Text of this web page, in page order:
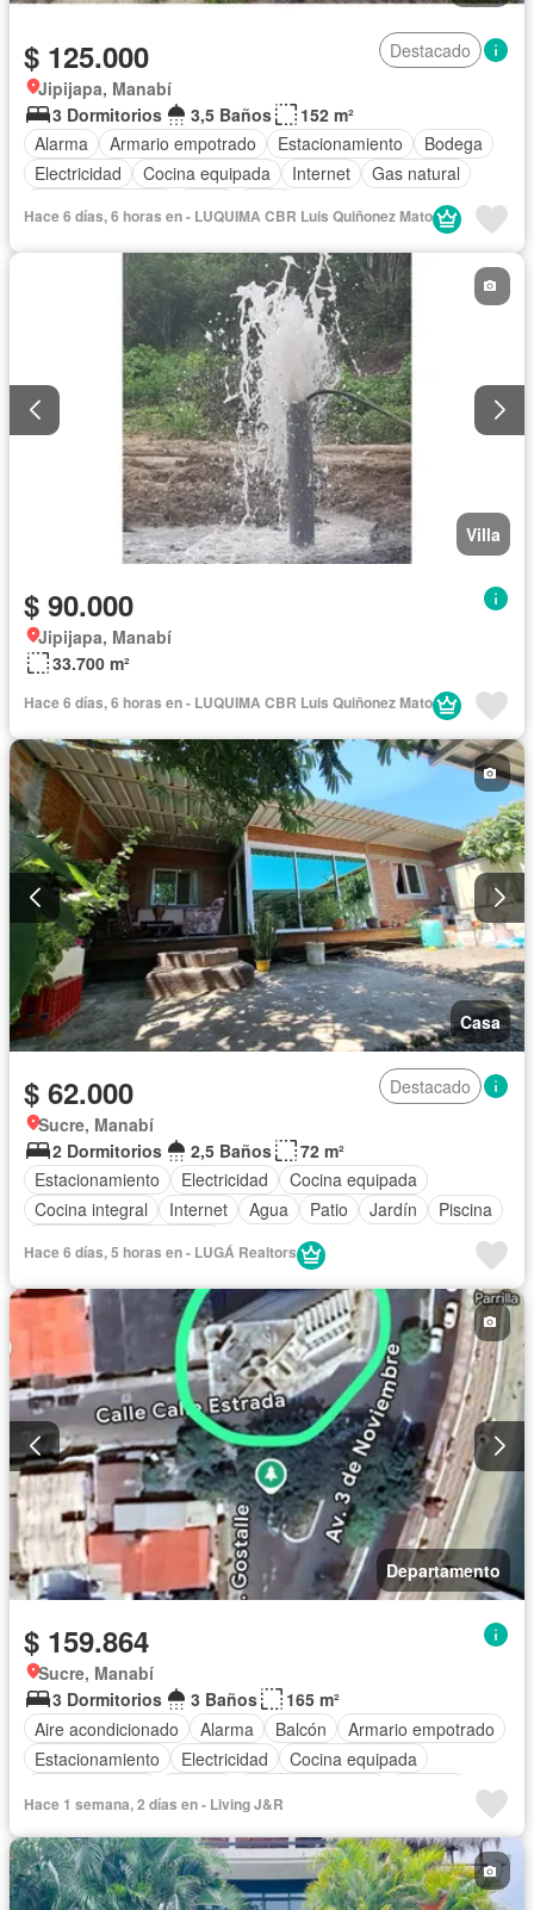
$ 125.000
Destacado
Jipijapa, Manabí
3 Dormitorios
3,5 Baños
152 m²
Alarma
Armario empotrado Estacionamiento
Bodega
Electricidad
Cocina equipada Internet
Gas natural
Hace 6 días, 6 horas en - LUQUIMA CBR Luis Quiñonez Mato
Villa
$ 90.000
Jipijapa, Manabí
33.700 m²
Hace 6 días, 6 horas en - LUQUIMA CBR Luis Quiñonez Mato
Casa
$ 62.000
Destacado
Sucre, Manabí
2 Dormitorios
2,5 Baños
72 m²
Estacionamiento
Electricidad
Cocina equipada
Cocina integral
Internet Agua Patio Jardín
Piscina
Hace 6 días, 5 horas en - LUGÁ Realtors
Departamento
$ 159.864
Sucre, Manabí
3 Dormitorios
3 Baños
165 m²
Aire acondicionado
Alarma Balcón
Armario empotrado
Estacionamiento
Electricidad
Cocina equipada
Agua
Conserje
Acceso para personas con discapacidad
Parrilla
Garita de guardianía Ascensor
Seguridad
Cancha de tenis
Piscina
Hace 1 semana, 2 días en - Living J&R